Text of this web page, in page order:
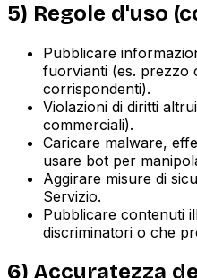
5) Regole d'uso
Pubblicare
fuorvianti (es. prezzo
corrispondenti).
Violazioni di diritti
commerciali).
Caricare malware,
usare bot per
Aggirare misure di
Servizio.
Pubblicare contenuti
discriminatori o che
6) Accuratezza